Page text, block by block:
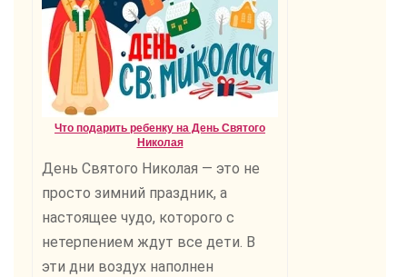
Что подарить ребенку на День Святого
Николая
День Святого Николая — это не
просто зимний праздник, а
настоящее чудо, которого с
нетерпением ждут все дети. В
эти дни воздух наполнен